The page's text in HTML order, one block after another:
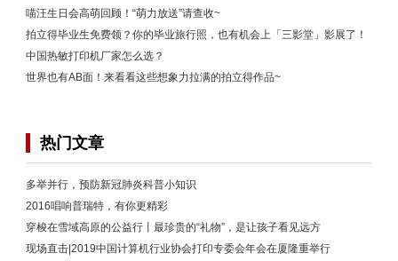
喵汪生日会高萌回顾！“萌力放送”请查收~
拍立得毕业生免费领？你的毕业旅行照，也有机会上「三影堂」影展了！
中国热敏打印机厂家怎么选？
世界也有AB面！来看看这些想象力拉满的拍立得作品~
热门文章
多举并行，预防新冠肺炎科普小知识
2016唱响普瑞特，有你更精彩
穿梭在雪域高原的公益行丨最珍贵的“礼物”，是让孩子看见远方
现场直击|2019中国计算机行业协会打印专委会年会在厦隆重举行